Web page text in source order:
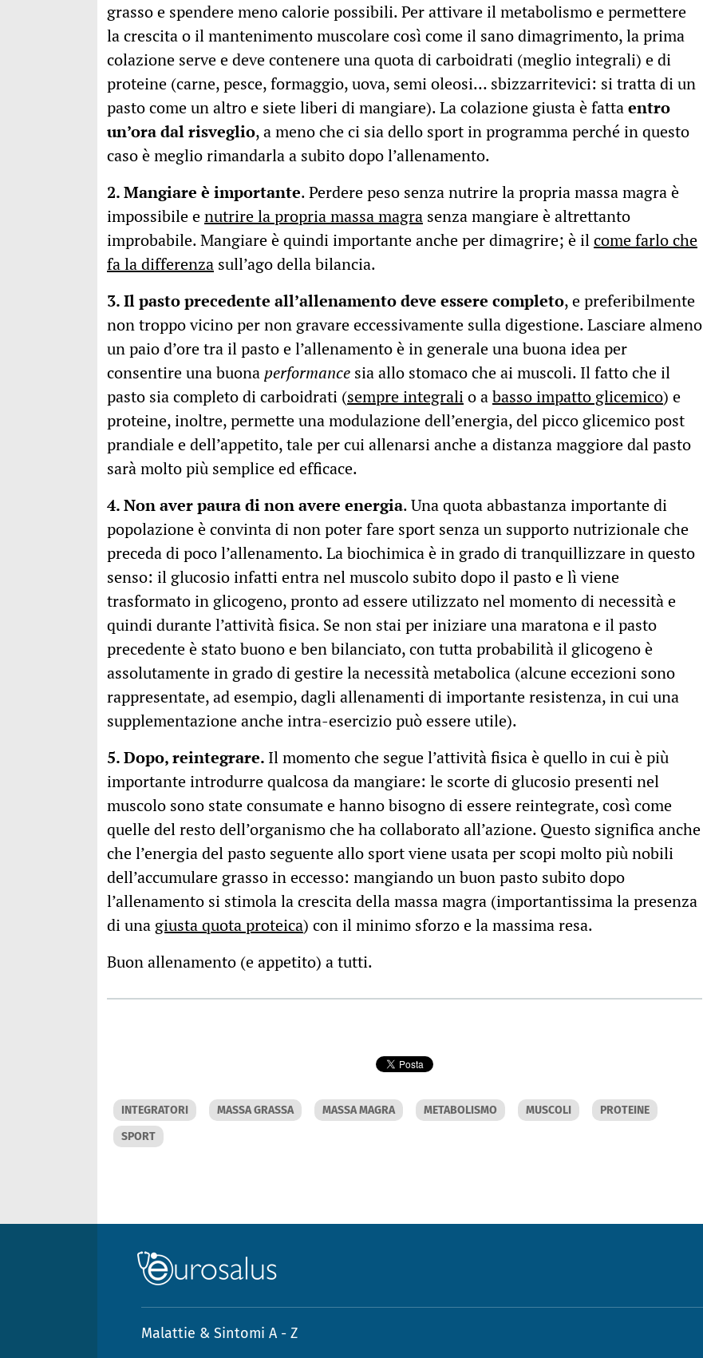
grasso e spendere meno calorie possibili. Per attivare il metabolismo e permettere
la crescita o il mantenimento muscolare così come il sano dimagrimento, la prima
colazione serve e deve contenere una quota di carboidrati (meglio integrali) e di
proteine (carne, pesce, formaggio, uova, semi oleosi… sbizzarritevici: si tratta di un
pasto come un altro e siete liberi di mangiare). La colazione giusta è fattaentro
un’ora dal risveglio, a meno che ci sia dello sport in programma perché in questo
caso è meglio rimandarla a subito dopo l’allenamento.
2. Mangiare è importante. Perdere peso senza nutrire la propria massa magra è
impossibile enutrire la propria massa magra senza mangiare è altrettanto
improbabile. Mangiare è quindi importante anche per dimagrire; è ilcome farlo che
fa la differenza sull’ago della bilancia.
3. Il pasto precedente all’allenamento deve essere completo, e preferibilmente
non troppo vicino per non gravare eccessivamente sulla digestione. Lasciare almeno
un paio d’ore tra il pasto e l’allenamento è in generale una buona idea per
consentire una buona performance sia allo stomaco che ai muscoli. Il fatto che il
pasto sia completo di carboidrati (sempre integralio abasso impatto glicemico) e
proteine, inoltre, permette una modulazione dell’energia, del picco glicemico post
prandiale e dell’appetito, tale per cui allenarsi anche a distanza maggiore dal pasto
sarà molto più semplice ed efficace.
4. Non aver paura di non avere energia. Una quota abbastanza importante di
popolazione è convinta di non poter fare sport senza un supporto nutrizionale che
preceda di poco l’allenamento. La biochimica è in grado di tranquillizzare in questo
senso: il glucosio infatti entra nel muscolo subito dopo il pasto e lì viene
trasformato in glicogeno, pronto ad essere utilizzato nel momento di necessità e
quindi durante l’attività fisica. Se non stai per iniziare una maratona e il pasto
precedente è stato buono e ben bilanciato, con tutta probabilità il glicogeno è
assolutamente in grado di gestire la necessità metabolica (alcune eccezioni sono
rappresentate, ad esempio, dagli allenamenti di importante resistenza, in cui una
supplementazione anche intra-esercizio può essere utile).
5. Dopo, reintegrare. Il momento che segue l’attività fisica è quello in cui è più
importante introdurre qualcosa da mangiare: le scorte di glucosio presenti nel
muscolo sono state consumate e hanno bisogno di essere reintegrate, così come
quelle del resto dell’organismo che ha collaborato all’azione. Questo significa anche
che l’energia del pasto seguente allo sport viene usata per scopi molto più nobili
dell’accumulare grasso in eccesso: mangiando un buon pasto subito dopo
l’allenamento si stimola la crescita della massa magra (importantissima la presenza
di una giusta quota proteica) con il minimo sforzo e la massima resa.
Buon allenamento (e appetito) a tutti.
INTEGRATORI MASSA GRASSA MASSA MAGRA METABOLISMO MUSCOLI
PROTEINE
SPORT
Malattie & Sintomi A - Z